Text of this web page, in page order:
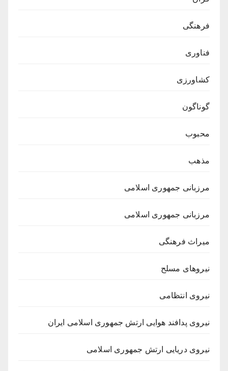
فرهنگی
فناوری
کشاورزی
گوناگون
محبوب
مذهب
مرزبانی جمهوری اسلامی
مرزبانی جمهوری اسلامی
میراث فرهنگی
نیروهای مسلح
نیروی انتظامی
نیروی پدافند هوایی ارتش جمهوری اسلامی ایران
نیروی دریایی ارتش جمهوری اسلامی